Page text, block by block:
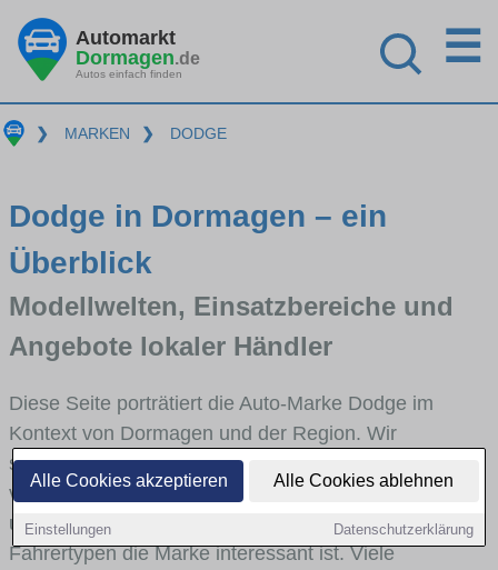
Alle Cookies akzeptieren Alle Cookies ablehnen
Einstellungen Datenschutzerklärung
Automarkt
Dormagen.de
Autos einfach finden
☰
❯ MARKEN ❯ DODGE
Dodge in Dormagen – ein
Überblick
Modellwelten, Einsatzbereiche und
Angebote lokaler Händler
Diese Seite porträtiert die Auto-Marke Dodge im
Kontext von Dormagen und der Region. Wir
skizzieren, in welchen Fahrzeugklassen Dodge stark
vertreten ist, welche Modellreihen häufig im Stadt-
und Umlandverkehr zu sehen sind und für welche
Fahrertypen die Marke interessant ist. Viele